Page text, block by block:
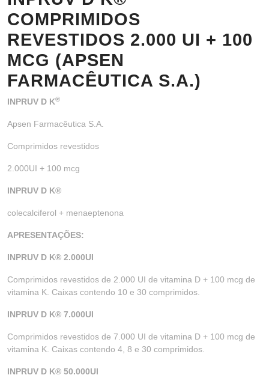
COMPRIMIDOS
REVESTIDOS 2.000 UI + 100
MCG (APSEN
FARMACÊUTICA S.A.)
INPRUV D K®
Apsen Farmacêutica S.A.
Comprimidos revestidos
2.000UI + 100 mcg
INPRUV D K®
colecalciferol + menaeptenona
APRESENTAÇÕES:
INPRUV D K® 2.000UI
Comprimidos revestidos de 2.000 UI de vitamina D + 100 mcg de
vitamina K. Caixas contendo 10 e 30 comprimidos.
INPRUV D K® 7.000UI
Comprimidos revestidos de 7.000 UI de vitamina D + 100 mcg de
vitamina K. Caixas contendo 4, 8 e 30 comprimidos.
INPRUV D K® 50.000UI